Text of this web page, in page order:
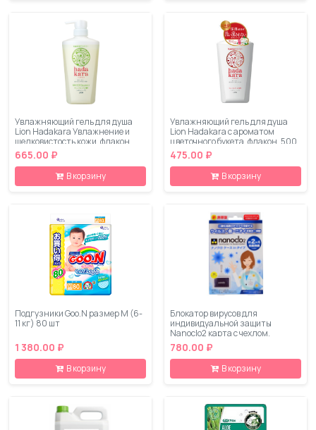
Увлажняющий гель для душа
Lion Hadakara Увлажнение и
шелковистость кожи, флакон,
500 мл
665.00 ₽
В корзину
Увлажняющий гель для душа
Lion Hadakara с ароматом
цветочного букета, флакон, 500
мл
475.00 ₽
В корзину
Подгузники Goo.N размер M (6-
11 кг) 80 шт
1 380.00 ₽
В корзину
Блокатор вирусов для
индивидуальной защиты
Nanoclo2 карта с чехлом,
коробка 1 шт
780.00 ₽
В корзину